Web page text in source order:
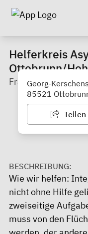
Helferkreis
Ottobrunn/
Frau Maurer, Herr
Georg-
85521
Teilen
BESCHREIBUNG:
Wie wir helfen:
nicht ohne Hilfe
zweiseitige
muss von den